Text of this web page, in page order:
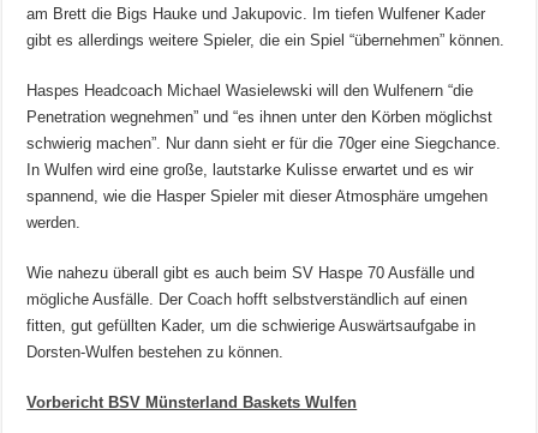
am Brett die Bigs Hauke und Jakupovic. Im tiefen Wulfener Kader
gibt es allerdings weitere Spieler, die ein Spiel “übernehmen” können.
Haspes Headcoach Michael Wasielewski will den Wulfenern “die
Penetration wegnehmen” und “es ihnen unter den Körben möglichst
schwierig machen”. Nur dann sieht er für die 70ger eine Siegchance.
In Wulfen wird eine große, lautstarke Kulisse erwartet und es wir
spannend, wie die Hasper Spieler mit dieser Atmosphäre umgehen
werden.
Wie nahezu überall gibt es auch beim SV Haspe 70 Ausfälle und
mögliche Ausfälle. Der Coach hofft selbstverständlich auf einen
fitten, gut gefüllten Kader, um die schwierige Auswärtsaufgabe in
Dorsten-Wulfen bestehen zu können.
Vorbericht BSV Münsterland Baskets Wulfen